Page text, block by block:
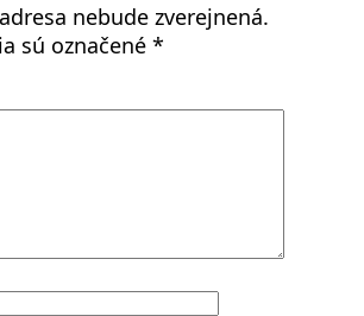
nebude zverejnená.
sú označené *